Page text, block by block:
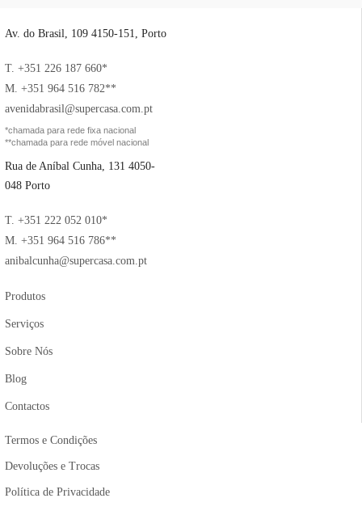
Av. do Brasil, 109 4150-151, Porto
T. +351 226 187 660*
M. +351 964 516 782**
avenidabrasil@supercasa.com.pt
*chamada para rede fixa nacional
**chamada para rede móvel nacional
Rua de Aníbal Cunha, 131 4050-
048 Porto
T. +351 222 052 010*
M. +351 964 516 786**
anibalcunha@supercasa.com.pt
Produtos
Serviços
Sobre Nós
Blog
Contactos
Termos e Condições
Devoluções e Trocas
Política de Privacidade